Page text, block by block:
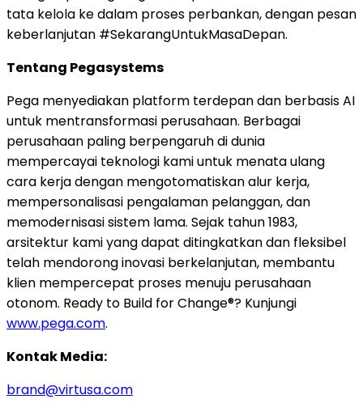
tata kelola ke dalam proses perbankan, dengan pesan
keberlanjutan #SekarangUntukMasaDepan.
Tentang Pegasystems
Pega menyediakan platform terdepan dan berbasis AI
untuk mentransformasi perusahaan. Berbagai
perusahaan paling berpengaruh di dunia
mempercayai teknologi kami untuk menata ulang
cara kerja dengan mengotomatiskan alur kerja,
mempersonalisasi pengalaman pelanggan, dan
memodernisasi sistem lama. Sejak tahun 1983,
arsitektur kami yang dapat ditingkatkan dan fleksibel
telah mendorong inovasi berkelanjutan, membantu
klien mempercepat proses menuju perusahaan
otonom. Ready to Build for Change®? Kunjungi
www.pega.com.
Kontak Media:
brand@virtusa.com